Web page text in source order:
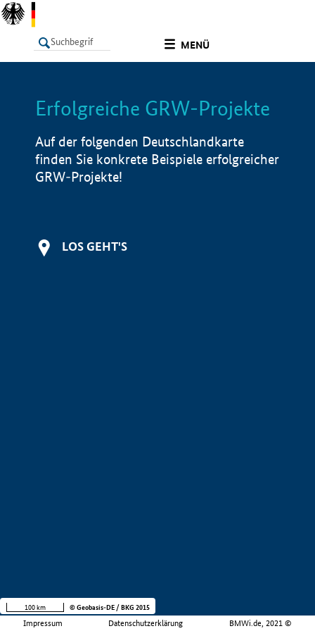
MENÜ
LISTE Info
Erfolgreiche GRW-Projekte
Auf der folgenden Deutschlandkarte
finden Sie konkrete Beispiele erfolgreicher
GRW-Projekte!
LOS GEHT'S
Impressum Datenschutzerklärung BMWi.de, 2021 ©
100 km © Geobasis-DE / BKG 2015